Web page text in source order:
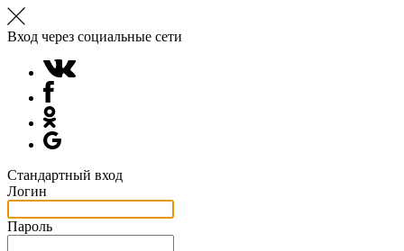
Вход через социальные сети
Стандартный вход
Логин
Пароль